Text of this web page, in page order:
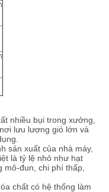
nhiều bụi trong xưởng,
lưu lượng gió lớn và
sản xuất của nhà máy,
là tỷ lệ nhỏ như hạt
mô-đun, chi phí thấp,
chất có hệ thống làm